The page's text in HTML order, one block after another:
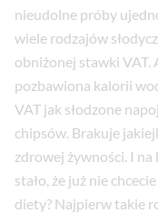
nieudolne próby
wiele rodzajów
obniżonej stawki VAT.
pozbawiona kalorii
VAT jak słodzone
chipsów. Brakuje
zdrowej żywności. I
stało, że już nie
diety? Najpierw takie